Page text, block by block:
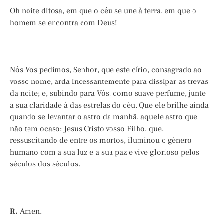
Oh noite ditosa, em que o céu se une à terra, em que o
homem se encontra com Deus!
Nós Vos pedimos, Senhor, que este círio, consagrado ao
vosso nome, arda incessantemente para dissipar as trevas
da noite; e, subindo para Vós, como suave perfume, junte
a sua claridade à das estrelas do céu. Que ele brilhe ainda
quando se levantar o astro da manhã, aquele astro que
não tem ocaso: Jesus Cristo vosso Filho, que,
ressuscitando de entre os mortos, iluminou o género
humano com a sua luz e a sua paz e vive glorioso pelos
séculos dos séculos.
R. Amen.